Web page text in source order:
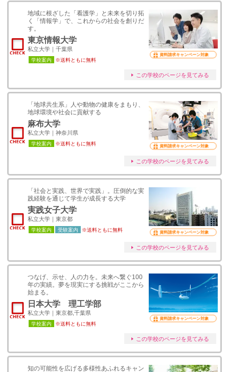
地域に根ざした「看護学」と未来を切り拓
く「情報学」で、これからの社会を創りだ
す。
東京情報大学
私立大学｜千葉県
学校案内 ※送料ともに無料
資料請求キャンペーン対象
この学校のページを見てみる
「地球共生系」人や動物の健康をまもり、
地球環境や社会に貢献する
麻布大学
私立大学｜神奈川県
学校案内 ※送料ともに無料 資料請求キャンペーン対象
この学校のページを見てみる
「社会と実践、世界で実践」。圧倒的な実
践経験を通じて学生が成長する大学
実践女子大学
私立大学｜東京都
学校案内 受験案内 ※送料ともに無料 資料請求キャンペーン対象
この学校のページを見てみる
つなげ、⽰せ、⼈の⼒を。未来へ繋ぐ100
年の実績。夢を現実にする挑戦がここから
始まる。
日本大学 理工学部
私立大学｜東京都,千葉県
学校案内 ※送料ともに無料
資料請求キャンペーン対象
この学校のページを見てみる
知の可能性を広げる多様性あふれるキャン